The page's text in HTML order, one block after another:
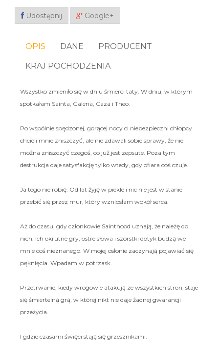
Udostępnij Google+
OPIS DANE PRODUCENT
KRAJ POCHODZENIA
Wszystko zmieniło się w dniu śmierci taty. W dniu, w którym
spotkałam Sainta, Galena, Caza i Theo.
Po wspólnie spędzonej, gorącej nocy ci niebezpieczni chłopcy
chcieli mnie zniszczyć, ale nie zdawali sobie sprawy, że nie
można zniszczyć czegoś, co już jest zepsute. Poza tym
destrukcja daje satysfakcję tylko wtedy, gdy ofiara coś czuje.
Ja tego nie robię. Od lat żyję w piekle i nic nie jest w stanie
przebić się przez mur, który wzniosłam wokół serca.
Aż do czasu, gdy członkowie Sainthood uznają, że należę do
nich. Ich okrutne gry, ostre słowa i szorstki dotyk budzą we
mnie coś nieznanego. W mojej osłonie zaczynają pojawiać się
pęknięcia. Wpadam w potrzask.
Przetrwanie, kiedy wrogowie atakują ze wszystkich stron, staje
się śmiertelną grą, w której nikt nie daje żadnej gwarancji
przeżycia.
I gdzie czasami święci stają się grzesznikami.